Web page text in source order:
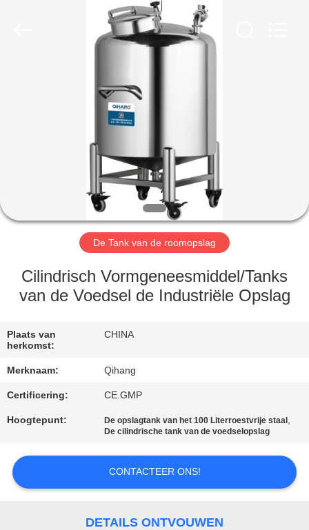
PRODUCTEN
ONGEVEER
FABRIEKSREIS
KWALITEITSCONTROLE
ONS
NIEUWS
GEVALLEN
VERZOEK
OM
De Tank van de roomopslag
Cilindrisch Vormgeneesmiddel/Tanks
van de Voedsel de Industriële Opslag
Plaats van
herkomst:
CHINA
Merknaam: Qihang
Certificering: CE.GMP
Hoogtepunt: De opslagtank van het 100 Literroestvrije staal ,
De cilindrische tank van de voedselopslag
CONTACTEER ONS!
DETAILS ONTVOUWEN